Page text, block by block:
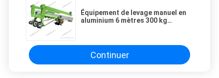
Équipement de levage manuel en
aluminium 6 mètres 300 kg
Continuer